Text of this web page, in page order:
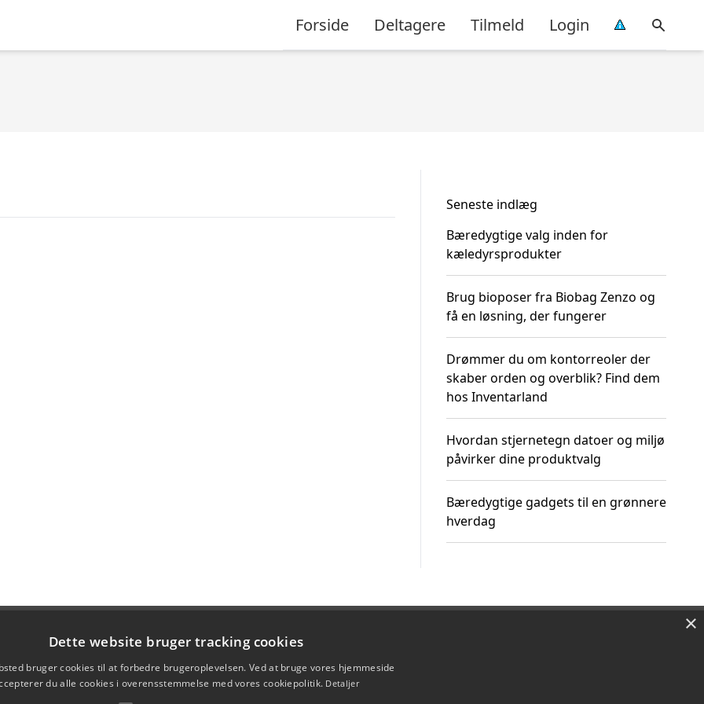
Forside Deltagere Tilmeld Login
Seneste indlæg
Bæredygtige valg inden for
kæledyrsprodukter
Brug bioposer fra Biobag Zenzo og
få en løsning, der fungerer
Drømmer du om kontorreoler der
skaber orden og overblik? Find dem
hos Inventarland
Hvordan stjernetegn datoer og miljø
påvirker dine produktvalg
Bæredygtige gadgets til en grønnere
hverdag
×
Dette website bruger tracking cookies
bruger cookies til at forbedre brugeroplevelsen. Ved at bruge vores hjemmeside
du alle cookies i overensstemmelse med vores cookiepolitik. Detaljer